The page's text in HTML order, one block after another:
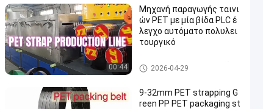
00:44
Μηχανή παραγωγής ταινι
ών PET με μία βίδα PLC έ
λεγχο αυτόματο πολυλει
τουργικό
Γραμμή εξώθησης λουτρών
κατοικίδιων ζώων
2026-04-29
9-32mm PET strapping G
reen PP PET packaging st